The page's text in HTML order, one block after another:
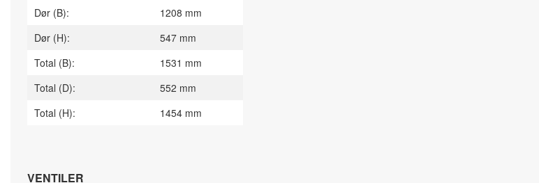
Dør (B):
1208 mm
Dør (H):
547 mm
Total (B):
1531 mm
Total (D):
552 mm
Total (H):
1454 mm
VENTILER